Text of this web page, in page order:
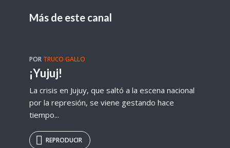
Más de este canal
POR TRUCO GALLO
¡Yujuj!
La crisis en Jujuy, que saltó a la escena nacional
por la represión, se viene gestando hace
tiempo...
REPRODUCIR